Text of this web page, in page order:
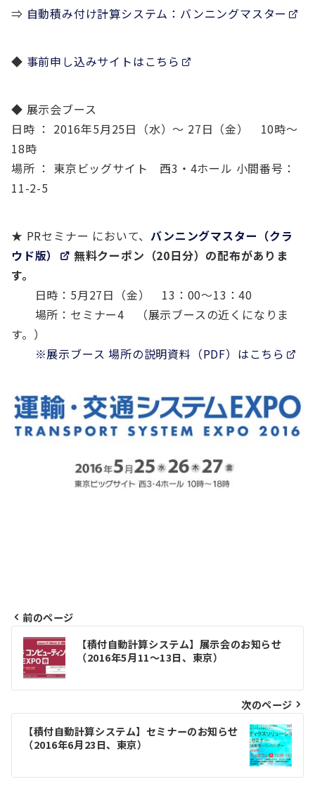
⇒ 自動積み付け計算システム：バンニングマスター
◆ 事前申し込みサイトはこちら
◆ 展示会ブース
日時 ： 2016年5月25日（水）～ 27日（金） 10時～
18時
場所 ： 東京ビッグサイト 西3・4ホール 小間番号：
11-2-5
★ PRセミナー において、バンニングマスター（クラ
ウド版）
無料クーポン（20日分）の配布がありま
す。
日時：5月27日（金） 13：00～13：40
場所：セミナー4 （展示ブースの近くになりま
す。）
※展示ブース 場所の説明資料（PDF）はこちら
投
稿
ナ
ビ
シ
前のページ
【積付自動計算システム】展示会のお知らせ
（2016年5月11～13日、東京）
次のページ
【積付自動計算システム】セミナーのお知らせ
（2016年6月23日、東京）